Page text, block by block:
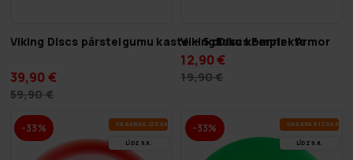
Viking Discs pārsteigumu kaste — 5 disku komplekts
39,90 €
59,90 €
Viking Discs Fenrir - Armor
12,90 €
19,90 €
-33% VA­SA­RAS IZ­SKA­ŅA
LĪDZ 9.8.
-33% VA­SA­RAS IZ­SKA­ŅA
LĪDZ 9.8.